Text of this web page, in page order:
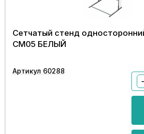
Сетчатый стенд
СМ05 БЕЛЫЙ
Артикул 60288